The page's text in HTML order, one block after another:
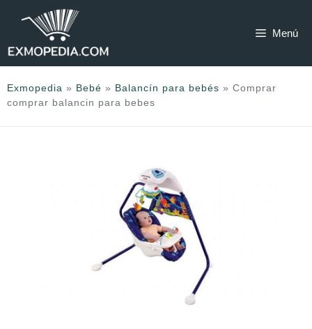
Menú
Exmopedia » Bebé » Balancín para bebés » Comprar
comprar balancin para bebes